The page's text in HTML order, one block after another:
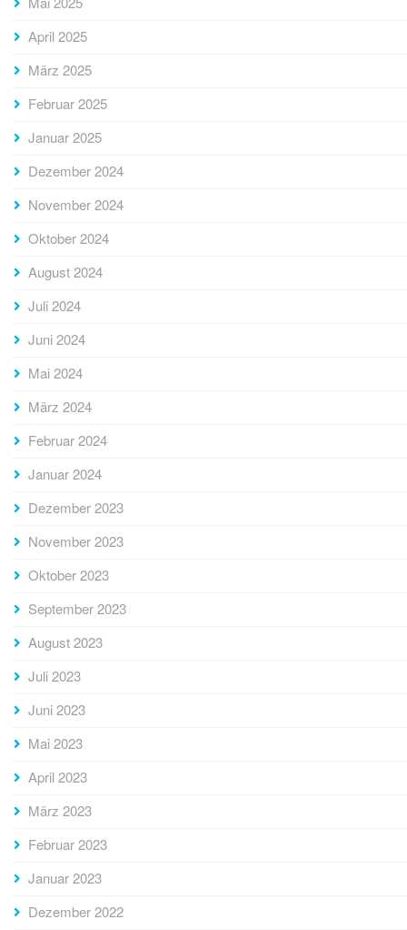
April 2025
März 2025
Februar 2025
Januar 2025
Dezember 2024
November 2024
Oktober 2024
August 2024
Juli 2024
Juni 2024
Mai 2024
März 2024
Februar 2024
Januar 2024
Dezember 2023
November 2023
Oktober 2023
September 2023
August 2023
Juli 2023
Juni 2023
Mai 2023
April 2023
März 2023
Februar 2023
Januar 2023
Dezember 2022